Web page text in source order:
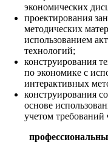
экономических
проектирования
методических
использованием
технологий;
конструирования
по экономике с
интерактивных
конструирования
основе
учетом